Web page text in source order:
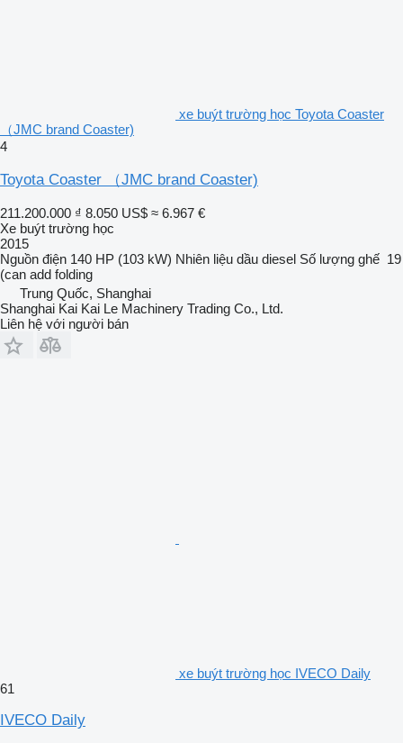
xe buýt trường học Toyota Coaster
（JMC brand Coaster)
4
Toyota Coaster （JMC brand Coaster)
211.200.000 ₫ 8.050 US$ ≈ 6.967 €
Xe buýt trường học
2015
Nguồn điện 140 HP (103 kW) Nhiên liệu dầu diesel Số lượng ghế 19
(can add folding
Trung Quốc, Shanghai
Shanghai Kai Kai Le Machinery Trading Co., Ltd.
Liên hệ với người bán
xe buýt trường học IVECO Daily
61
IVECO Daily